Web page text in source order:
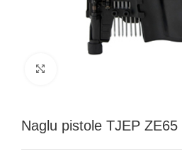
Naglu pistole TJEP ZE65